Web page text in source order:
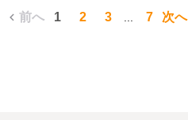
前へ 1 2 3 7 次へ